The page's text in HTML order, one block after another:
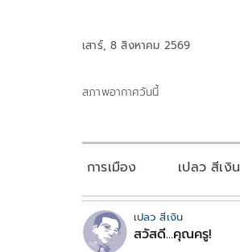
เสาร์, 8 สิงหาคม 2569
สภาพอากาศวันนี้
การเมือง เปลว สีเงิน
เปลว สีเงิน
สวัสดี...คุณครู!